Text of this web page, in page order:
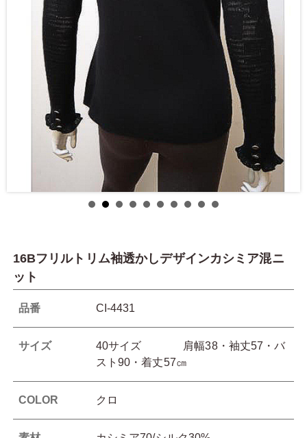
16Bフリルトリム袖透かしデザインカシミア混ニ
ット
品番 CI-4431
サイズ
40サイズ 肩幅38・袖丈57・バ
スト90・着丈57㎝
COLOR クロ